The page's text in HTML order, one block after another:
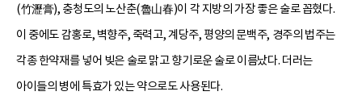
(竹瀝膏), 충청도의 노산춘(魯山春)이 각 지방의 가장 좋은 술로 꼽혔다.
이 중에도 감홍로, 벽향주, 죽력고, 계당주, 평양의 문백주, 경주의 법주는
각종 한약재를 넣어 빚은 술로 맑고 향기로운 술로 이름났다. 더러는
아이들의 병에 특효가 있는 약으로도 사용된다.